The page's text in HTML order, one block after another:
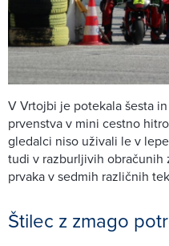
V Vrtojbi je potekala šesta
prvenstva v mini cestno
gledalci niso uživali le v
tudi v razburljivih obračunih
prvaka v sedmih različnih
Štilec z zmago